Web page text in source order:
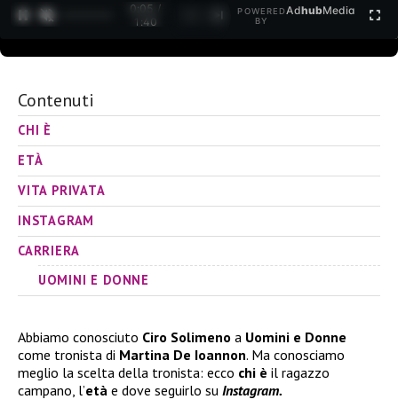
0:06 /
1:40
POWERED
BY
AdhubMedia
Contenuti
CHI È
ETÀ
VITA PRIVATA
INSTAGRAM
CARRIERA
UOMINI E DONNE
Abbiamo conosciuto Ciro Solimeno a Uomini e Donne
come tronista di Martina De Ioannon. Ma conosciamo
meglio la scelta della tronista: ecco chi è il ragazzo
campano, l’età e dove seguirlo su Instagram.